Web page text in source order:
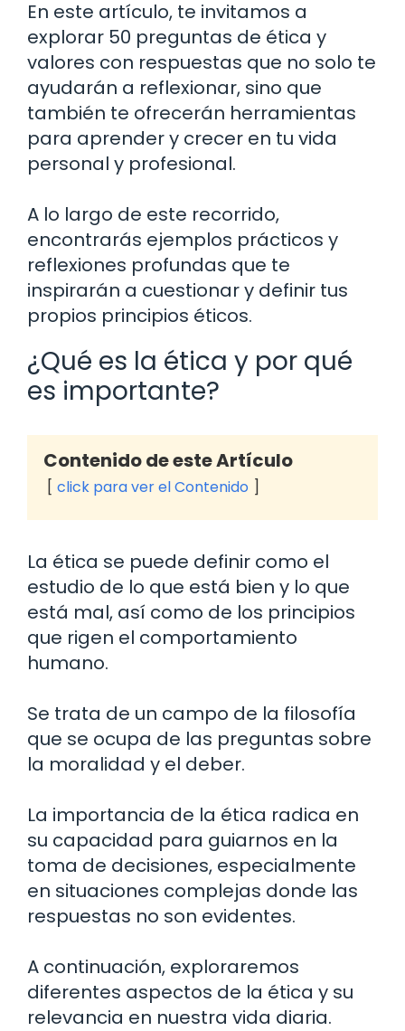
En este artículo, te invitamos a
explorar 50 preguntas de ética y
valores con respuestas que no solo te
ayudarán a reflexionar, sino que
también te ofrecerán herramientas
para aprender y crecer en tu vida
personal y profesional.
A lo largo de este recorrido,
encontrarás ejemplos prácticos y
reflexiones profundas que te
inspirarán a cuestionar y definir tus
propios principios éticos.
¿Qué es la ética y por qué
es importante?
Contenido de este Artículo
click para ver el Contenido
La ética se puede definir como el
estudio de lo que está bien y lo que
está mal, así como de los principios
que rigen el comportamiento
humano.
Se trata de un campo de la filosofía
que se ocupa de las preguntas sobre
la moralidad y el deber.
La importancia de la ética radica en
su capacidad para guiarnos en la
toma de decisiones, especialmente
en situaciones complejas donde las
respuestas no son evidentes.
A continuación, exploraremos
diferentes aspectos de la ética y su
relevancia en nuestra vida diaria.